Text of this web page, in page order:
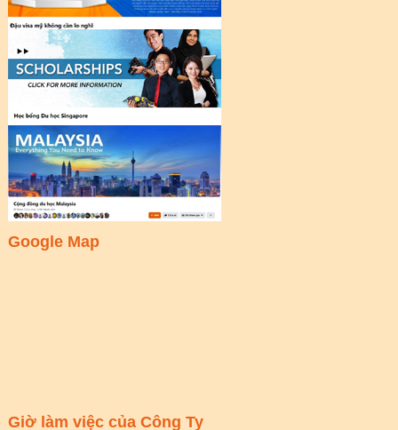
Google Map
Giờ làm việc của Công Ty